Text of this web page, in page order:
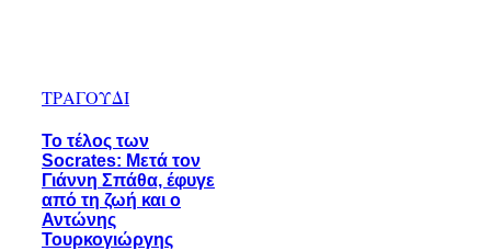
ΤΡΑΓΟΥΔΙ
Το τέλος των
Socrates: Μετά τον
Γιάννη Σπάθα, έφυγε
από τη ζωή και ο
Αντώνης
Τουρκογιώργης